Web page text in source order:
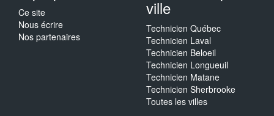
Ce site
Nous écrire
Nos partenaires
ville
Technicien Québec
Technicien Laval
Technicien Beloeil
Technicien Longueuil
Technicien Matane
Technicien Sherbrooke
Toutes les villes